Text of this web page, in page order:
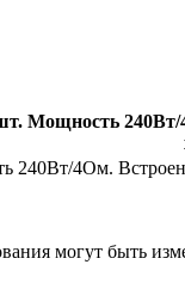
Мощность 240Вт/
4Ом.
могут быть